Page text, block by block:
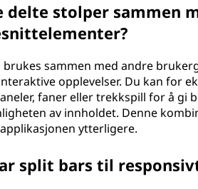
delte stolper sammen
brukes sammen med andre
opplevelser. Du kan for
faner eller trekkspill for å gi
av innholdet. Denne
ytterligere.
split bars til